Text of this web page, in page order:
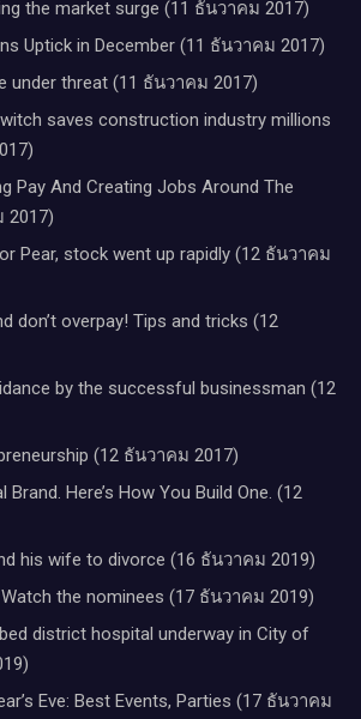
the market surge (11 ธันวาคม 2017)
Uptick in December (11 ธันวาคม 2017)
under threat (11 ธันวาคม 2017)
saves construction industry millions
Pay And Creating Jobs Around The
2017)
Pear, stock went up rapidly (12 ธันวาคม
don’t overpay! Tips and tricks (12
by the successful businessman (12
(12 ธันวาคม 2017)
Here’s How You Build One. (12
his wife to divorce (16 ธันวาคม 2019)
the nominees (17 ธันวาคม 2019)
district hospital underway in City of
Eve: Best Events, Parties (17 ธันวาคม